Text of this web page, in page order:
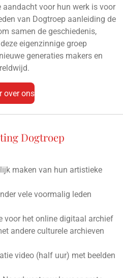
voor hun werk is voor
van Dogtroep aanleiding de
samen de geschiedenis,
eigenzinnige groep
generaties makers en
over ons
Dogtroep
maken van hun artistieke
vele voormalig leden
voor het online digitaal archief
andere culturele archieven
video (half uur) met beelden